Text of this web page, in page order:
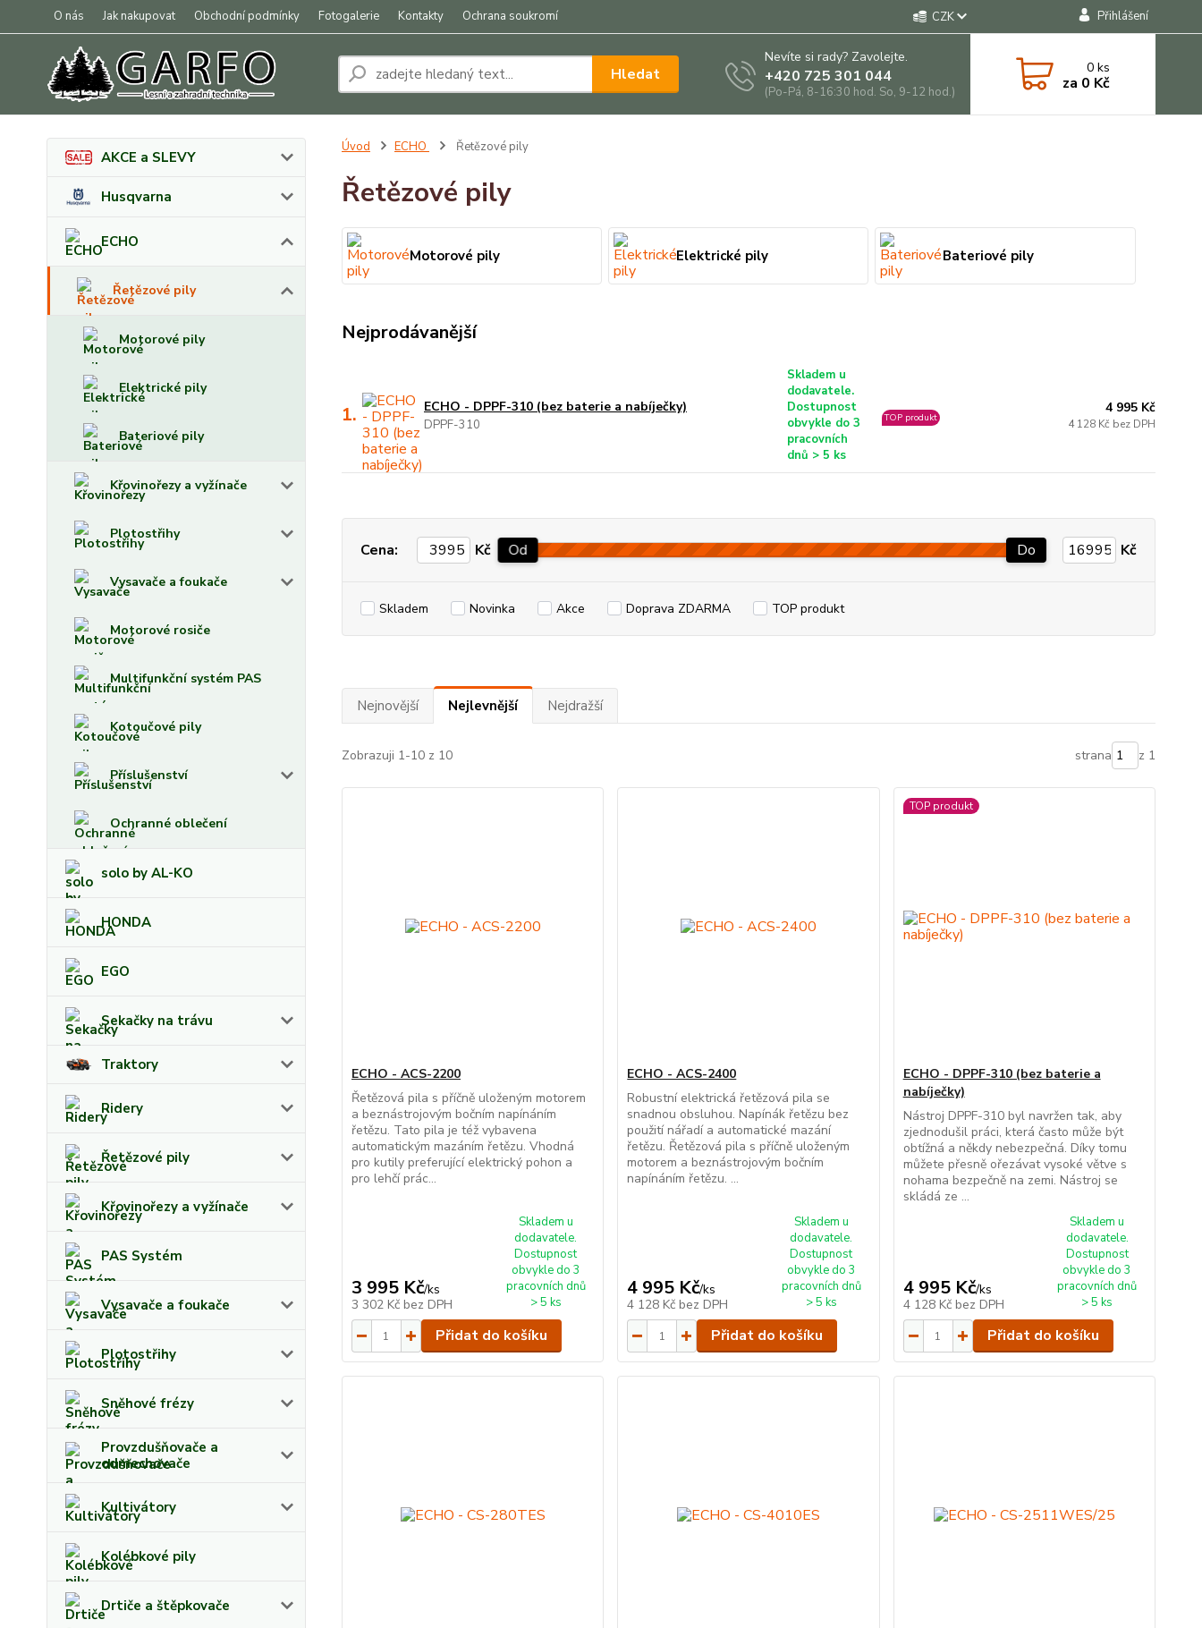
O nás Jak nakupovat Obchodní podmínky Fotogalerie Kontakty Ochrana soukromí CZK Přihlášení
Hledat
Nevíte si rady? Zavolejte.
+420 725 301 044
(Po-Pá, 8-16:30 hod. So, 9-12 hod.)
0ks
za 0 Kč
AKCE a SLEVY
Husqvarna
ECHO
Řetězové pily
Motorové pily
Elektrické pily
Bateriové pily
Křovinořezy a vyžínače
Plotostřihy
Vysavače a foukače
Motorové rosiče
Multifunkční systém PAS
Kotoučové pily
Příslušenství
Ochranné oblečení
solo by AL-KO
HONDA
EGO
Sekačky na trávu
Traktory
Ridery
Řetězové pily
Křovinořezy a vyžínače
PAS Systém
Vysavače a foukače
Plotostřihy
Sněhové frézy
Provzdušňovače a
odmechovače
Kultivátory
Kolébkové pily
Drtiče a štěpkovače
Úvod ECHO Řetězové pily
Řetězové pily
Motorové pily Elektrické pily Bateriové pily
Nejprodávanější
1. ECHO - DPPF-310 (bez baterie a nabíječky)
DPPF-310
Skladem u
dodavatele.
Dostupnost
obvykle do 3
pracovních
dnů > 5 ks
TOP produkt
4 995 Kč
4 128 Kč bez DPH
Cena: Kč Od Do Kč
Skladem Novinka Akce Doprava ZDARMA TOP produkt
Nejnovější Nejlevnější Nejdražší
Zobrazuji 1-10 z 10 strana z 1
ECHO - ACS-2200
Řetězová pila s příčně uloženým motorem
a beznástrojovým bočním napínáním
řetězu. Tato pila je též vybavena
automatickým mazáním řetězu. Vhodná
pro kutily preferující elektrický pohon a
pro lehčí prác...
3 995 Kč/ks
3 302 Kč bez DPH
Skladem u
dodavatele.
Dostupnost
obvykle do 3
pracovních dnů
> 5 ks
Přidat do košíku
ECHO - ACS-2400
Robustní elektrická řetězová pila se
snadnou obsluhou. Napínák řetězu bez
použití nářadí a automatické mazání
řetězu. Řetězová pila s příčně uloženým
motorem a beznástrojovým bočním
napínáním řetězu. ...
4 995 Kč/ks
4 128 Kč bez DPH
Skladem u
dodavatele.
Dostupnost
obvykle do 3
pracovních dnů
> 5 ks
Přidat do košíku
TOP produkt
ECHO - DPPF-310 (bez baterie a
nabíječky)
Nástroj DPPF-310 byl navržen tak, aby
zjednodušil práci, která často může být
obtížná a někdy nebezpečná. Díky tomu
můžete přesně ořezávat vysoké větve s
nohama bezpečně na zemi. Nástroj se
skládá ze ...
4 995 Kč/ks
4 128 Kč bez DPH
Skladem u
dodavatele.
Dostupnost
obvykle do 3
pracovních dnů
> 5 ks
Přidat do košíku